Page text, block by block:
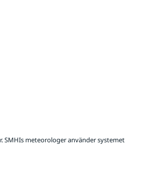
bilden
SMHIs meteorologer använder systemet